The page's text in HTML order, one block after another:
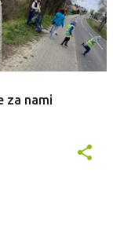
za nami